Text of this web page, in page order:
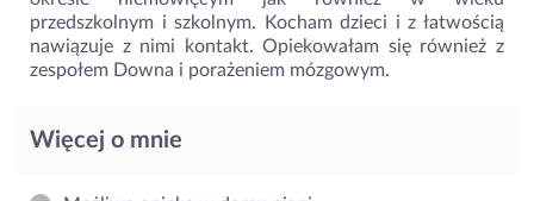
przedszkolnym i szkolnym. Kocham dzieci i z łatwością
nawiązuje z nimi kontakt. Opiekowałam się również z
zespołem Downa i porażeniem mózgowym.
Więcej o mnie